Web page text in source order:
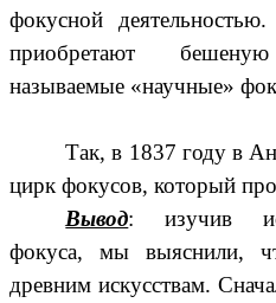
фокусной
приобретают
называемые «научные»
Так, в 1837 году в
цирк фокусов, который
Вывод: изучив
фокуса, мы выяснили,
древним искусствам.